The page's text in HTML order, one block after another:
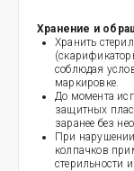
Хранение и
Хранить
соблюдая
маркировке.
До момента
защитных
заранее без
При
колпачков
стерильности